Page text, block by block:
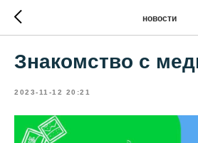
новости
Знакомство с
2023-11-12 20:21